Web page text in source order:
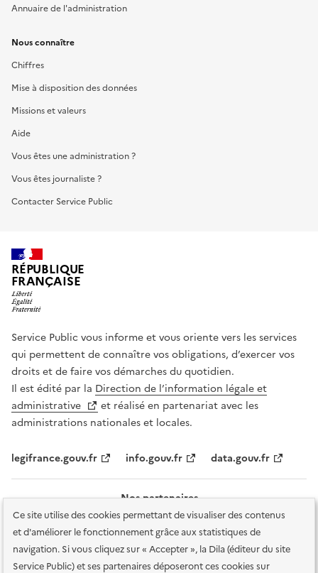
Ce site utilise des cookies permettant de visualiser des contenus
et d'améliorer le fonctionnement grâce aux statistiques de
navigation. Si vous cliquez sur « Accepter », la Dila (éditeur du site
Service Public) et ses partenaires déposeront ces cookies sur
Annuaire de l'administration
Nous connaître
Chiffres
Mise à disposition des données
Missions et valeurs
Aide
Vous êtes une administration ?
Vous êtes journaliste ?
Contacter Service Public
RÉPUBLIQUE
FRANÇAISE
Service Public vous informe et vous oriente vers les services
qui permettent de connaître vos obligations, d’exercer vos
droits et de faire vos démarches du quotidien.
Il est édité par la Direction de l’information légale et
administrative
et réalisé en partenariat avec les
administrations nationales et locales.
legifrance.gouv.fr info.gouv.fr data.gouv.fr
Nos partenaires